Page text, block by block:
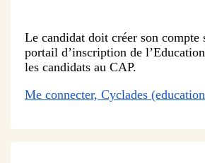
Le candidat doit créer son compte
portail d’inscription de
les candidats au CAP.
Me connecter, Cyclades